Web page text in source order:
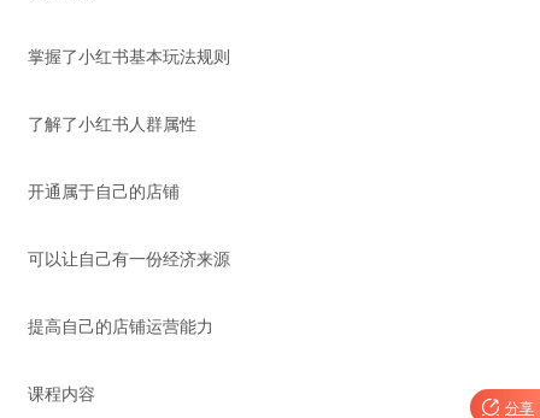
掌握了小红书基本玩法规则
了解了小红书人群属性
开通属于自己的店铺
可以让自己有一份经济来源
提高自己的店铺运营能力
课程内容
 分享